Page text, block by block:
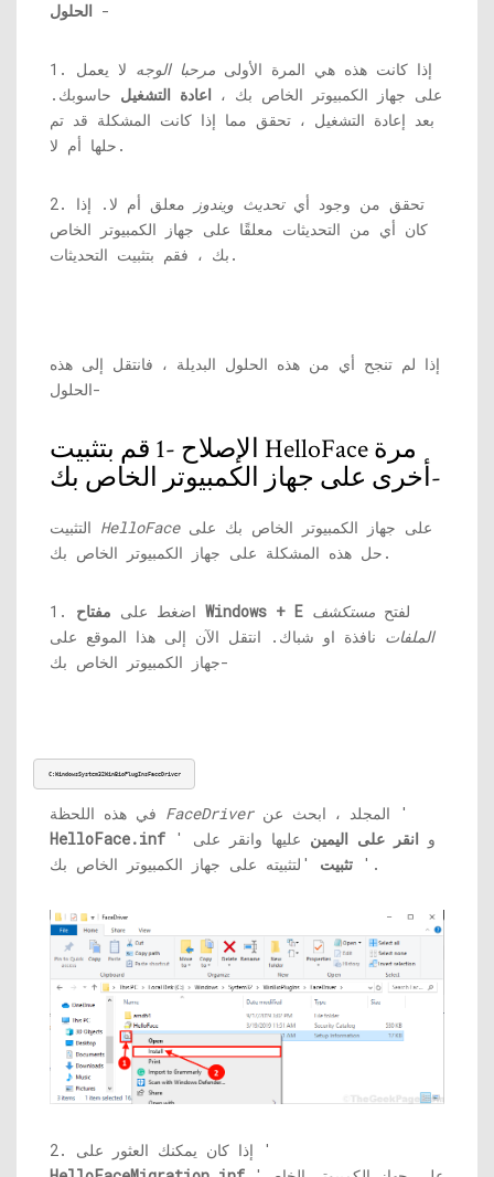
الحلول -
1. إذا كانت هذه هي المرة الأولى مرحبا الوجه لا يعمل
على جهاز الكمبيوتر الخاص بك ، اعادة التشغيل حاسوبك.
بعد إعادة التشغيل ، تحقق مما إذا كانت المشكلة قد تم
حلها أم لا.
2. تحقق من وجود أيتحديث ويندوز
معلق أم لا. إذا
كان أي من التحديثات معلقًا على جهاز الكمبيوتر الخاص
بك ، فقم بتثبيت التحديثات.
إذا لم تنجح أي من هذه الحلول البديلة ، فانتقل إلى هذه
الحلول-
الإصلاح -1 قم بتثبيت HelloFace مرة
أخرى على جهاز الكمبيوتر الخاص بك-
HelloFaceعلى جهاز الكمبيوتر الخاص بك على
حل هذه المشكلة على جهاز الكمبيوتر الخاص بك.
1. اضغط على مفتاح Windows + E لفتح مستكشف
الملفات نافذة او شباك. انتقل الآن إلى هذا الموقع على
جهاز الكمبيوتر الخاص بك-
C:WindowsSystem32WinBioPlugInsFaceDriver
FaceDriver
المجلد ، ابحث عن '
HelloFace.inf
' و انقر على اليمين عليها وانقر على
' تثبيت 'لتثبيته على جهاز الكمبيوتر الخاص بك.
2. إذا كان يمكنك العثور على '